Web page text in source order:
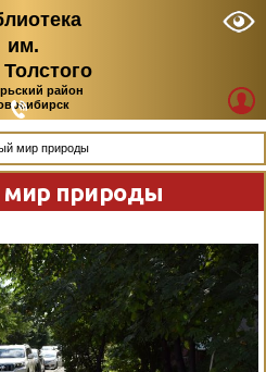
им.
район
мир природы
мир природы